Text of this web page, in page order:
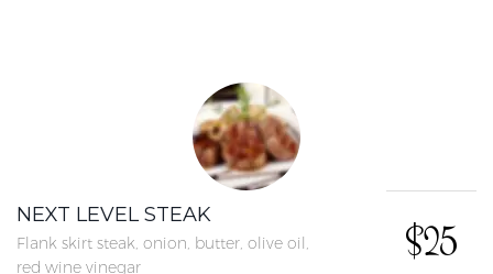
NEXT LEVEL STEAK
Flank skirt steak, onion, butter, olive oil,
red wine vinegar
$25